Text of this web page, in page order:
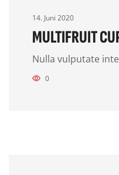
14. Juni 2020
MULTIFRUIT
Nulla vulputate
0